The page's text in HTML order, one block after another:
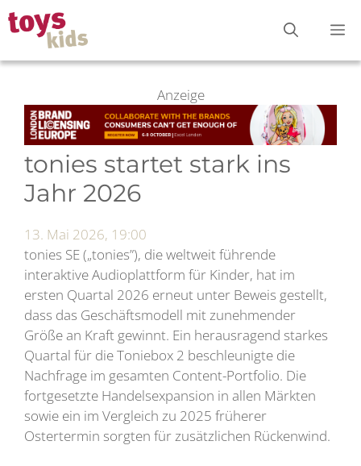
Zum
Inhalt
springen
Anzeige
tonies startet stark ins
Jahr 2026
13. Mai 2026, 19:00
tonies SE („tonies”), die weltweit führende
interaktive Audioplattform für Kinder, hat im
ersten Quartal 2026 erneut unter Beweis gestellt,
dass das Geschäftsmodell mit zunehmender
Größe an Kraft gewinnt. Ein herausragend starkes
Quartal für die Toniebox 2 beschleunigte die
Nachfrage im gesamten Content-Portfolio. Die
fortgesetzte Handelsexpansion in allen Märkten
sowie ein im Vergleich zu 2025 früherer
Ostertermin sorgten für zusätzlichen Rückenwind.